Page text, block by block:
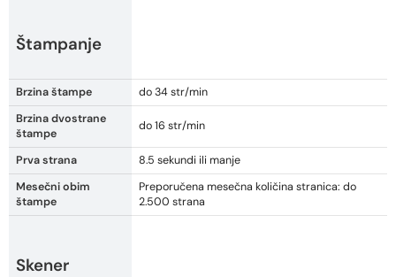
Štampanje
Brzina štampe
do 34 str/min
Brzina dvostrane
štampe
do 16 str/min
Prva strana
8.5 sekundi ili manje
Mesečni obim
štampe
Preporučena mesečna količina stranica: do
2.500 strana
Skener